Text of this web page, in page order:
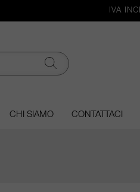
CHI SIAMO CONTATTACI